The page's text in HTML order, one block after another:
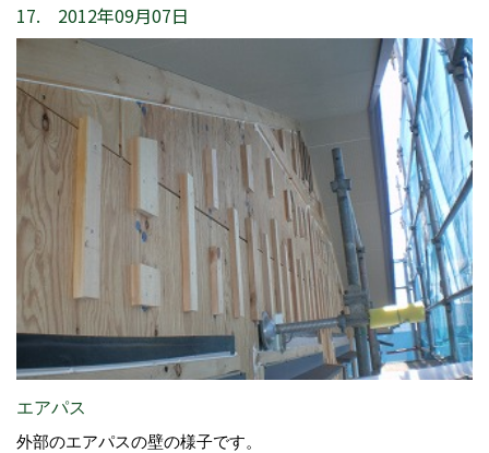
17. 2012年09月07日
エアパス
外部のエアパスの壁の様子です。